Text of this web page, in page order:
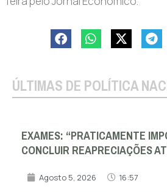
ÚLTIMAS DE POLÍTICA
EXAMES: “PRATICAMENTE
CONCLUIR REAPRECIAÇÕES
Agosto 5, 2026 16:57